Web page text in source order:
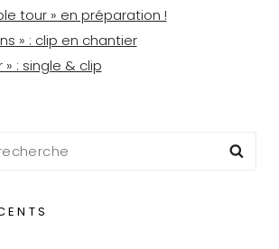
tour » en préparation !
» : clip en chantier
: single & clip